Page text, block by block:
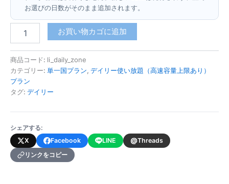
お選びの日数がそのまま追加されます。
ン
シ
ュ
タ
イ
リ
ー
使
お買い物カゴに追加
商品コード: li_daily_zone
カテゴリー: 単一国プラン, デイリー使い放題（高速容量上限あり）
プラン
タグ: デイリー
シェアする:
X
Facebook LINE @Threads
リンクをコピー